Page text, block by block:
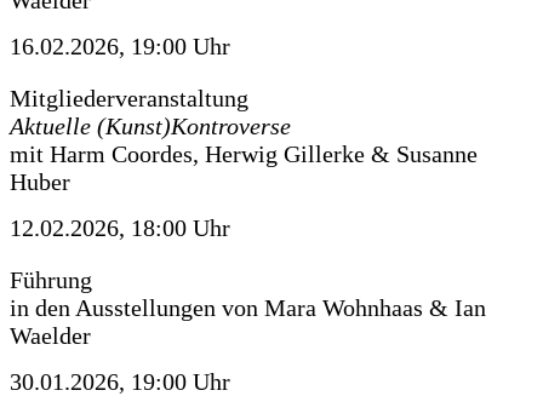
16.02.2026, 19:00 Uhr
Mitgliederveranstaltung
Aktuelle (Kunst)Kontroverse
mit Harm Coordes, Herwig Gillerke & Susanne
Huber
12.02.2026, 18:00 Uhr
Führung
in den Ausstellungen von Mara Wohnhaas & Ian
Waelder
30.01.2026, 19:00 Uhr